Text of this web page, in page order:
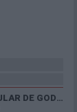
XXX CARRERA POPULAR DE GODELLETA